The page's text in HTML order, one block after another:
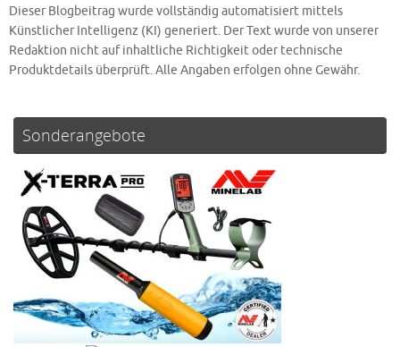
Dieser Blogbeitrag wurde vollständig automatisiert mittels
Künstlicher Intelligenz (KI) generiert. Der Text wurde von unserer
Redaktion nicht auf inhaltliche Richtigkeit oder technische
Produktdetails überprüft. Alle Angaben erfolgen ohne Gewähr.
Sonderangebote